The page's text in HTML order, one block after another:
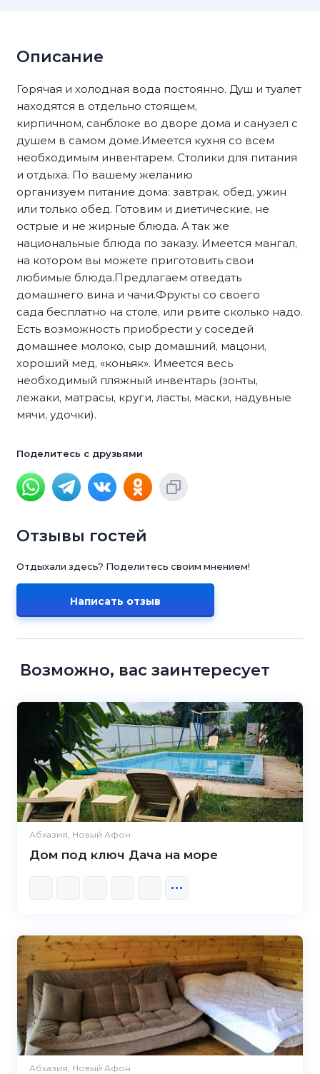
Описание
Горячая и холодная вода постоянно. Душ и туалет
находятся в отдельно стоящем,
кирпичном, санблоке во дворе дома и санузел с
душем в самом доме.Имеется кухня со всем
необходимым инвентарем. Столики для питания
и отдыха. По вашему желанию
организуем питание дома: завтрак, обед, ужин
или только обед. Готовим и диетические, не
острые и не жирные блюда. А так же
национальные блюда по заказу. Имеется мангал,
на котором вы можете приготовить свои
любимые блюда.Предлагаем отведать
домашнего вина и чачи.Фрукты со своего
сада бесплатно на столе, или рвите сколько надо.
Есть возможность приобрести у соседей
домашнее молоко, сыр домашний, мацони,
хороший мед, «коньяк». Имеется весь
необходимый пляжный инвентарь (зонты,
лежаки, матрасы, круги, ласты, маски, надувные
мячи, удочки).
Поделитесь с друзьями
Отзывы гостей
Отдыхали здесь? Поделитесь своим мнением!
Написать отзыв
Возможно, вас заинтересует
Абхазия, Новый Афон
Дом под ключ Дача на море
Абхазия, Новый Афон